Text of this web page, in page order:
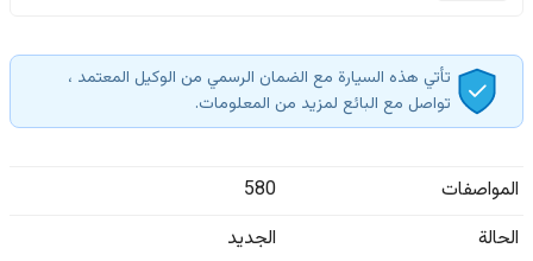
تأتي هذه السيارة مع الضمان الرسمي من الوكيل المعتمد ،
تواصل مع البائع لمزيد من المعلومات.
المواصفات
580
الحالة
الجديد